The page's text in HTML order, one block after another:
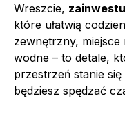
Wreszcie,
które ułatwią
zewnętrzny,
wodne – to detale,
przestrzeń stanie
będziesz spędzać